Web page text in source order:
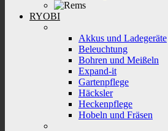
RYOBI
Akkus und Ladegeräte
Beleuchtung
Bohren und Meißeln
Expand-it
Gartenpflege
Häcksler
Heckenpflege
Hobeln und Fräsen